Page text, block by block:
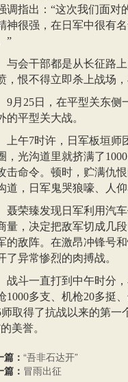
调指出：“这次我们面对
神很强，在日军中很有
”
与会干部都是从长征路
，恨不得立即杀上战场
9月25日，在平型关东侧
的平型关大战。
上午7时许，日军板垣
，光沟道里就挤满了
击命令。顿时，贮满仇
道，日军鬼哭狼嚎、人
聂荣臻发现日军利用汽
量，决定把敌军切成几
的敌阵。在激昂冲锋号
了异常惨烈的肉搏战。
战斗一直打到中午时分
1000多支、机枪20多挺
师取得了抗战以来的第
美誉。
： “吾非石达开”
： 冒雨出征